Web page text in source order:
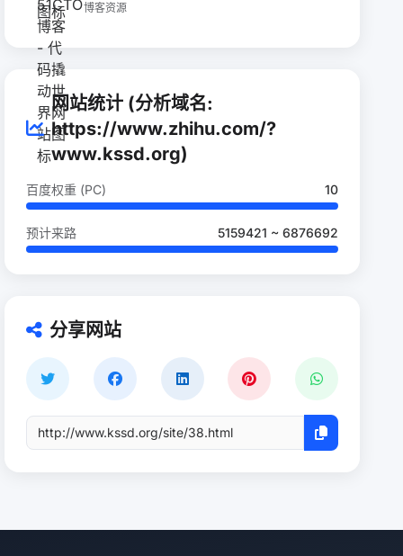
博客资源
网站统计 (分析域名:
https://www.zhihu.com/?
www.kssd.org)
百度权重 (PC) 10
预计来路 5159421 ~ 6876692
分享网站